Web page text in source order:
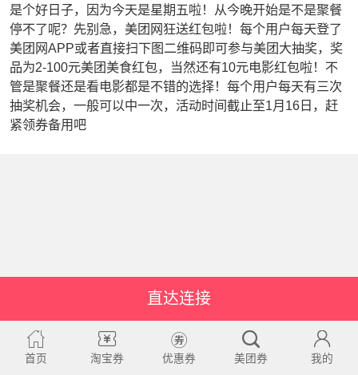
是个好日子，因为今天是星期五啦！从今晚开始是不是聚餐
停不了呢？先别急，美团网狂送红包啦！每个用户每天登了
美团网APP或者直接扫下图二维码即可参与美团大抽奖，奖
品为2-100元美团美食红包，当然还有10元电影红包啦！不
管是聚餐还是看电影都是不错的选择！每个用户每天有三次
抽奖机会，一般可以中一次，活动时间截止至1月16日，赶
紧领券备用吧
直达连接
首页 淘宝券 优惠券 美团券 我的